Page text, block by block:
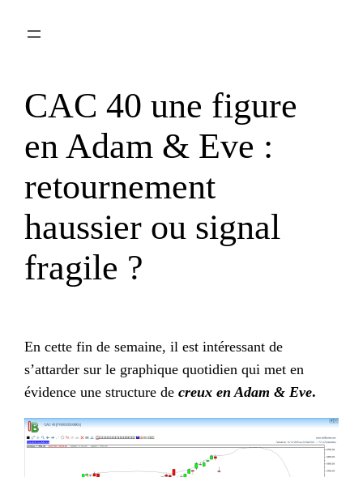
CAC 40 une figure
en Adam & Eve :
retournement
haussier ou signal
fragile ?
En cette fin de semaine, il est intéressant de
s’attarder sur le graphique quotidien qui met en
évidence une structure decreux en Adam & Eve.